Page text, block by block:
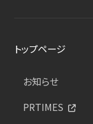
トップページ
お知らせ
PRTIMES